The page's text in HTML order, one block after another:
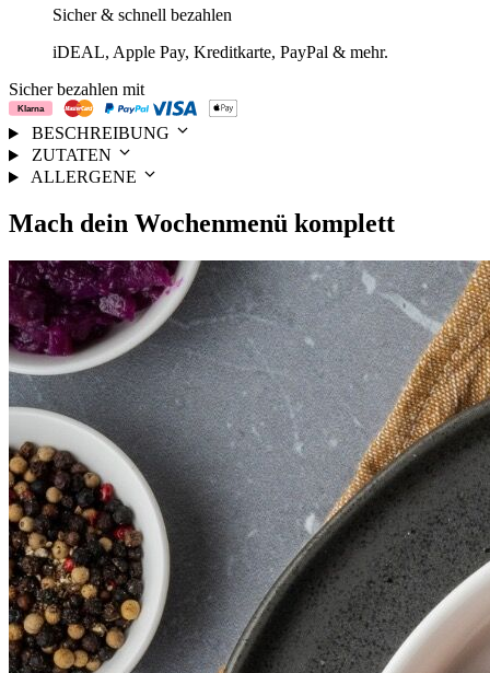
Sicher & schnell bezahlen
iDEAL, Apple Pay, Kreditkarte, PayPal & mehr.
Sicher bezahlen mit
BESCHREIBUNG
ZUTATEN
ALLERGENE
Mach dein Wochenmenü komplett